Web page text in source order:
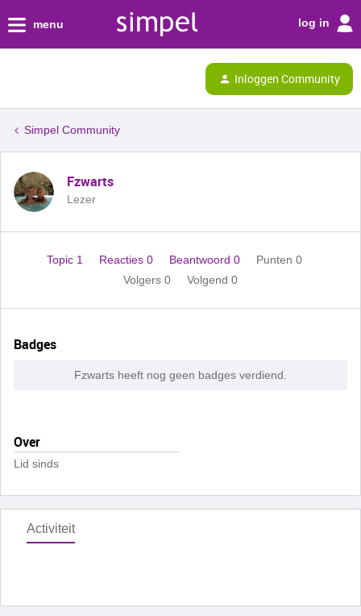
menu log in
Inloggen Community
Simpel Community
Fzwarts
Lezer
Topic 1 Reacties 0 Beantwoord 0
Punten 0
Volgers 0 Volgend 0
Badges
Fzwarts heeft nog geen badges verdiend.
Over
Lid sinds
Activiteit